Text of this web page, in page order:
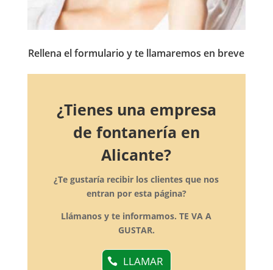
Rellena el formulario y te llamaremos en breve
¿Tienes una empresa
de fontanería en
Alicante?
¿Te gustaría recibir los clientes que nos
entran por esta página?
Llámanos y te informamos. TE VA A
GUSTAR.
LLAMAR